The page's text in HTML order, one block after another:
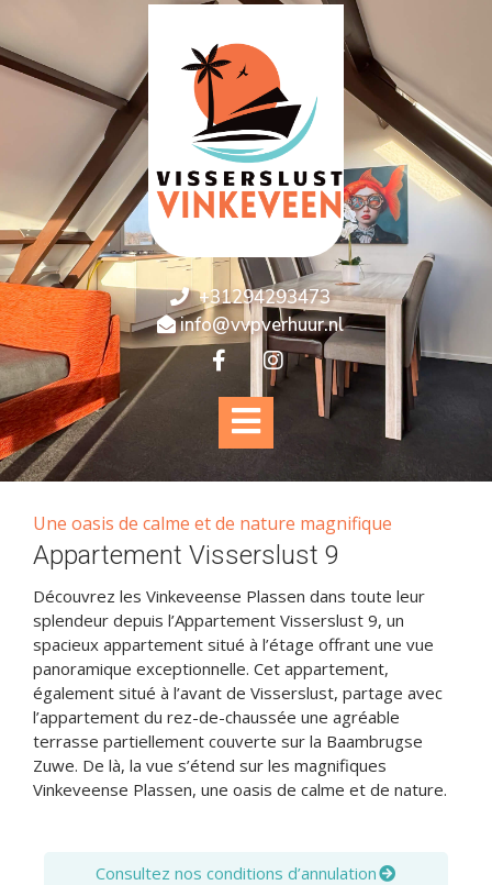
+31294293473
info@vvpverhuur.nl
Une oasis de calme et de nature magnifique
Appartement Visserslust 9
Découvrez les Vinkeveense Plassen dans toute leur
splendeur depuis l’Appartement Visserslust 9, un
spacieux appartement situé à l’étage offrant une vue
panoramique exceptionnelle. Cet appartement,
également situé à l’avant de Visserslust, partage avec
l’appartement du rez-de-chaussée une agréable
terrasse partiellement couverte sur la Baambrugse
Zuwe. De là, la vue s’étend sur les magnifiques
Vinkeveense Plassen, une oasis de calme et de nature.
Consultez nos conditions d’annulation